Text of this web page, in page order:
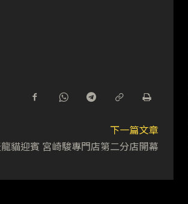
下一篇文章
貓迎賓 宮崎駿專門店第二分店開幕